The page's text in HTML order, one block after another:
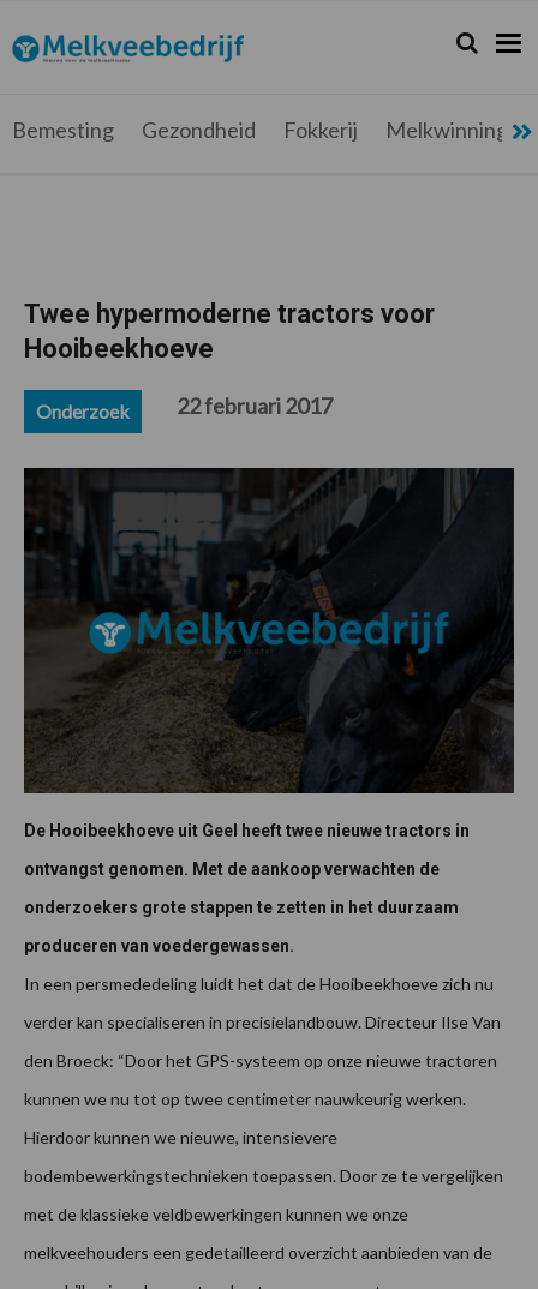
de
hoofdnavigatie
de
hoofd
de
eerste
de
voettekst
Melkveebedrijf.be
Nieuws
melkveehouder
Zoeken...
Zoek
Bemesting Gezondheid Fokkerij Melkwinning
Twee hypermoderne tractors voor
Hooibeekhoeve
Onderzoek 22 februari 2017
De Hooibeekhoeve uit Geel heeft twee nieuwe tractors in
ontvangst genomen. Met de aankoop verwachten de
onderzoekers grote stappen te zetten in het duurzaam
produceren van voedergewassen.
In een persmededeling luidt het dat de Hooibeekhoeve zich nu
verder kan specialiseren in precisielandbouw. Directeur Ilse Van
den Broeck: “Door het GPS-systeem op onze nieuwe tractoren
kunnen we nu tot op twee centimeter nauwkeurig werken.
Hierdoor kunnen we nieuwe, intensievere
bodembewerkingstechnieken toepassen. Door ze te vergelijken
met de klassieke veldbewerkingen kunnen we onze
melkveehouders een gedetailleerd overzicht aanbieden van de